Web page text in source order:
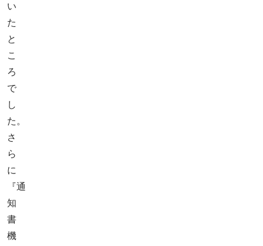
い
た
と
こ
ろ
で
し
た。
さ
ら
に
『通
知
書
機